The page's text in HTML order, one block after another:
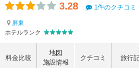
3.28 1件のクチコミ
屏東
ホテルランク
料金比較
地図
施設情報
クチコミ 旅行